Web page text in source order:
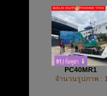
PC40MR1
จำนวนรูปภาพ :